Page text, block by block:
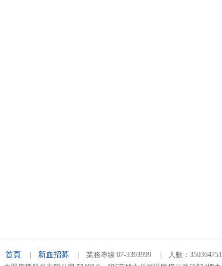
首頁 新血招募 | 業務專線 07-3393999 | 人數：